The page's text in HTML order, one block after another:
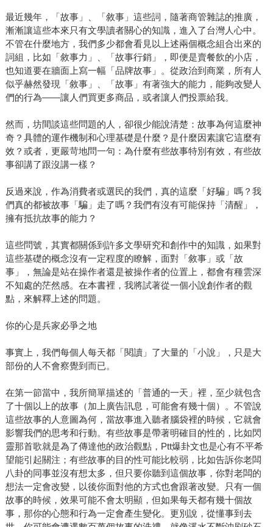
最近幾年，「故事」、「敘事」這些詞，隨著商管雜誌的推廣，
漸漸讓這些本來只有文學讀者關心的知識，進入了台灣人心中。
不管在什麼地方，我們多少都會看見以上述兩個概念組合出來的
詞組，比如「敘事力」、「故事行銷」，即便是賣餐飲的小店，
也知道要在牆面上寫一幅「品牌故事」。從政治到商業，所有人
似乎赫然發現「敘事」、「故事」有著強大的能力，能夠改變人
們的行為——讓人們買更多商品，或者讓人們投票給我。
然而，坊間談這些問題的人，卻很少能說清楚：故事為何這麼神
奇？具體的運作機制和心理基礎是什麼？是什麼因素讓它這麼有
效？或者，更嚴苛地問一句：為什麼有些故事特別有效，有些故
事卻講了跟沒講一樣？
反過來說，作為消費者或選民的我們，真的這麼「好騙」嗎？我
們真的都被故事「騙」走了嗎？我們有沒有可能保持「清醒」，
擁有抵抗故事的能力？
這些問號，其實都關係到許多文學研究和創作中的知識，如果對
這些基礎的概念沒有一定程度的瞭解，面對「敘事」或「故
事」，無論是站在操作者還是被操作者的位置上，都會有種雲深
不知處的茫然感。在本書裡，我將試著從一個小說創作者的觀
點，來解釋上述的問題。
你的心是兵家必爭之地
事實上，我們每個人每天都「閱讀」了大量的「小說」，只是大
部份的人不會察覺到而已。
在第一節當中，我所簡單描述的「普通的一天」裡，至少就包含
了十個以上的故事（加上廣告訊息，可能會有幾十個）。不管說
這些故事的人意圖為何，當故事進入聽者腦袋裡的時候，它就會
影響我們的思考和行動。有些故事是帶著明確目的性的，比如閃
靈那首歌就是為了傳達他的政治觀點，Ptt爆卦文也是心有不平希
望能引起關注；有些故事的目的性可能比較弱，比如告訴你老闆
八卦的同事並沒有想太多，但只要你聽到這個故事，你對老闆的
想法一定會改變，以後你面對他的方式也會跟著改變。只有一個
故事的時候，效果可能不會太明顯，但如果每天都有幾十個故
事，那你的心態和行為一定會產生變化。更別說，從懂事到去